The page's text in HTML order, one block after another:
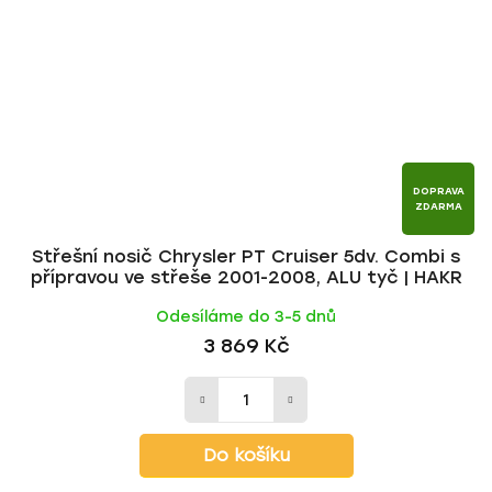
DOPRAVA
ZDARMA
Střešní nosič Chrysler PT Cruiser 5dv. Combi s
přípravou ve střeše 2001-2008, ALU tyč | HAKR
Odesíláme do 3-5 dnů
3 869 Kč
Do košíku